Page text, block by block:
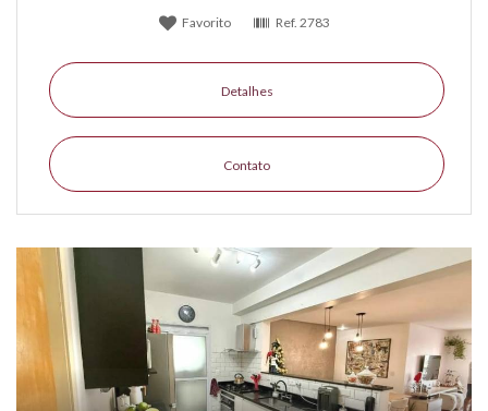
Favorito Ref. 2783
Detalhes
Contato